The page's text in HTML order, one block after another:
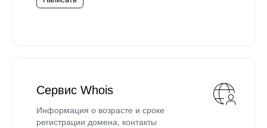
Сервис Whois
Информация о возрасте и сроке
регистрации домена, контакты